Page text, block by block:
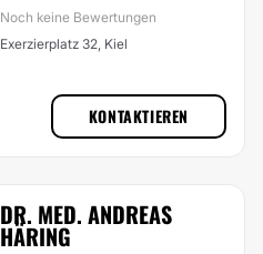
Noch keine Bewertungen
Exerzierplatz 32, Kiel
KONTAKTIEREN
DR. MED. ANDREAS
HÄRING